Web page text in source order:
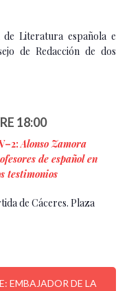
Literatura española e
de Redacción de dos
18:00
Alonso Zamora
de español en
testimonios
de Cáceres. Plaza
EMBAJADOR DE LA